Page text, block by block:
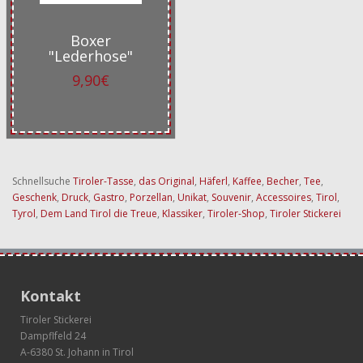
Boxer
"Lederhose"
9,90€
Schnellsuche Tiroler-Tasse, das Original, Häferl, Kaffee, Becher, Tee,
Geschenk, Druck, Gastro, Porzellan, Unikat, Souvenir, Accessoires, Tirol,
Tyrol, Dem Land Tirol die Treue, Klassiker, Tiroler-Shop, Tiroler Stickerei
Kontakt
Tiroler Stickerei
Dampflfeld 24
A-6380 St. Johann in Tirol